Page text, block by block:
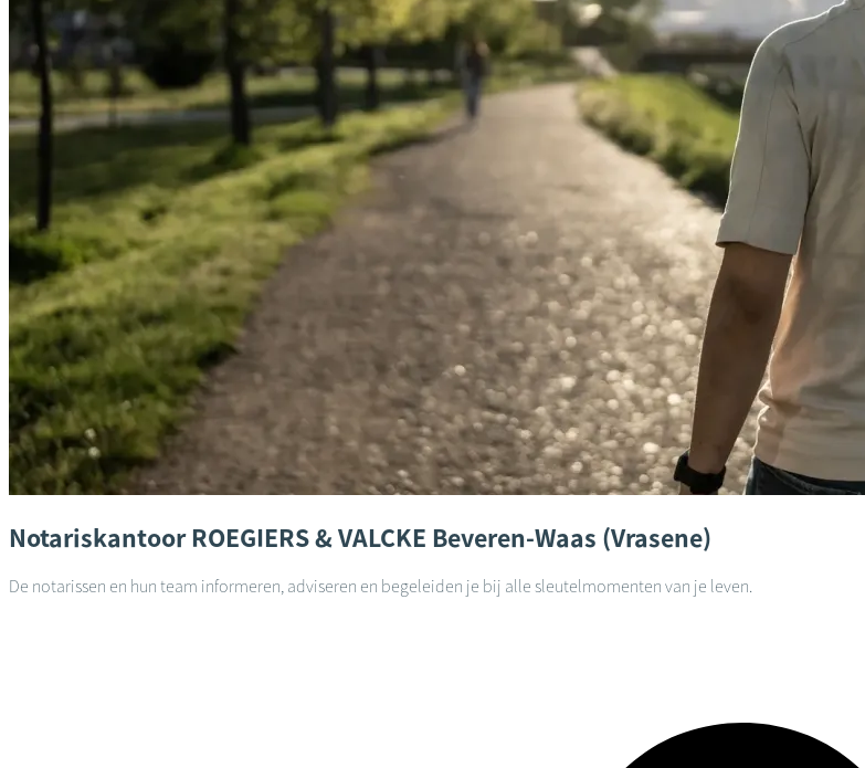
Notariskantoor ROEGIERS & VALCKE Beveren-Waas (Vrasene)
De notarissen en hun team informeren, adviseren en begeleiden je bij alle sleutelmomenten van je leven.